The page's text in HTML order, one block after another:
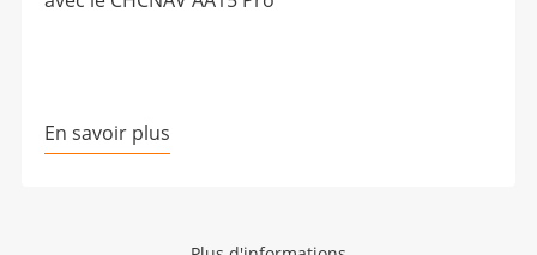
En savoir plus